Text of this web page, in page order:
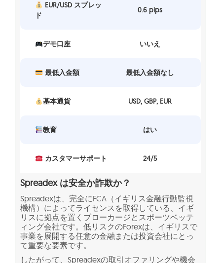
EUR/USD スプレッ
ド
0.6 pips
デモ口座 いいえ
最低入金額 最低入金額なし
基本通貨 USD, GBP, EUR
教育 はい
カスタマーサポート 24/5
Spreadex は安全か詐欺か？
Spreadexは、完全にFCA（イギリス金融行動監視
機構）によってライセンスを取得している、イギ
リスに拠点を置くブローカージとスポーツベッテ
ィング会社です。低リスクのForexは、イギリスで
事業を展開する任意の金融または投資会社にとっ
て重要な要素です。
したがって、Spreadexの取引オファリングや機会